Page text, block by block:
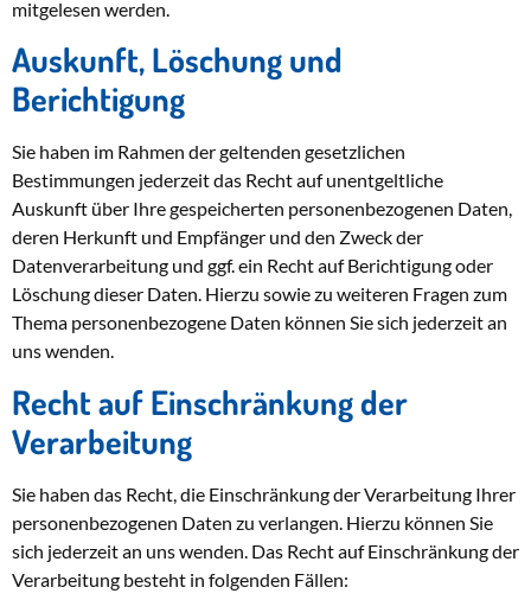
mitgelesen werden.
Auskunft, Löschung und
Berichtigung
Sie haben im Rahmen der geltenden gesetzlichen
Bestimmungen jederzeit das Recht auf unentgeltliche
Auskunft über Ihre gespeicherten personenbezogenen Daten,
deren Herkunft und Empfänger und den Zweck der
Datenverarbeitung und ggf. ein Recht auf Berichtigung oder
Löschung dieser Daten. Hierzu sowie zu weiteren Fragen zum
Thema personenbezogene Daten können Sie sich jederzeit an
uns wenden.
Recht auf Einschränkung der
Verarbeitung
Sie haben das Recht, die Einschränkung der Verarbeitung Ihrer
personenbezogenen Daten zu verlangen. Hierzu können Sie
sich jederzeit an uns wenden. Das Recht auf Einschränkung der
Verarbeitung besteht in folgenden Fällen: